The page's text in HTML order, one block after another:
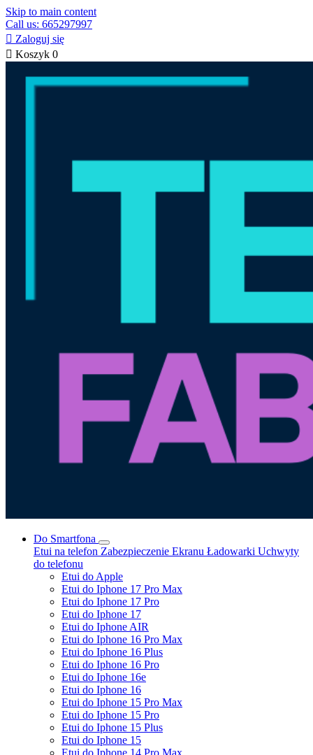
Skip to main content
Call us: 665297997
 Zaloguj się
 Koszyk 0
Do Smartfona
Etui na telefon Zabezpieczenie Ekranu Ładowarki Uchwyty
do telefonu
Etui do Apple
Etui do Iphone 17 Pro Max
Etui do Iphone 17 Pro
Etui do Iphone 17
Etui do Iphone AIR
Etui do Iphone 16 Pro Max
Etui do Iphone 16 Plus
Etui do Iphone 16 Pro
Etui do Iphone 16e
Etui do Iphone 16
Etui do Iphone 15 Pro Max
Etui do Iphone 15 Pro
Etui do Iphone 15 Plus
Etui do Iphone 15
Etui do Iphone 14 Pro Max